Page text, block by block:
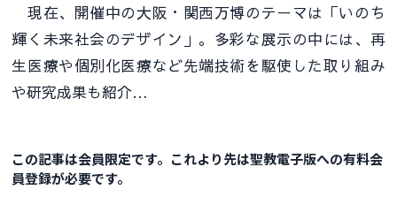
現在、開催中の大阪・関西万博のテーマは「いのち
輝く未来社会のデザイン」。多彩な展示の中には、再
生医療や個別化医療など先端技術を駆使した取り組み
や研究成果も紹介…
この記事は会員限定です。これより先は聖教電子版への有料会
員登録が必要です。